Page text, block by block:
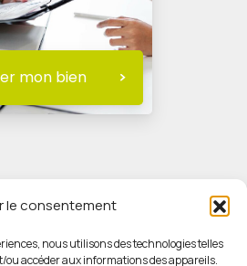
le consentement
nous utilisons des technologies telles
ou accéder aux informations des appareils.
mon bien